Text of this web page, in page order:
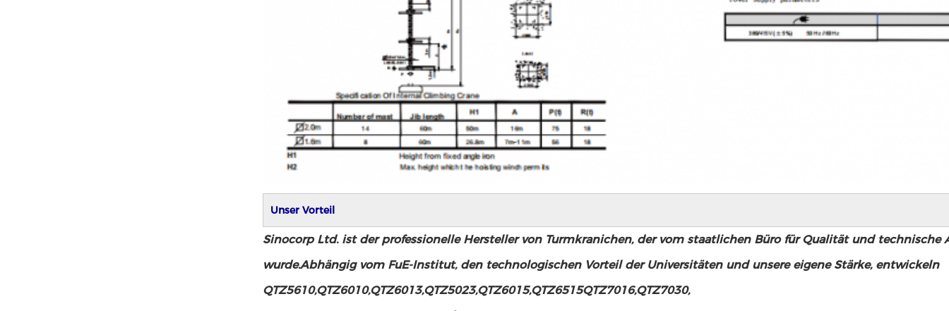
Unser Vorteil
Sinocorp Ltd. ist der professionelle Hersteller von Turmkranichen, der vom staatlichen Büro für Qualität und technische
wurde.Abhängig vom FuE-Institut, den technologischen Vorteil der Universitäten und unsere eigene Stärke, entwickeln
QTZ5610,QTZ6010,QTZ6013,QTZ5023,QTZ6015,QTZ6515QTZ7016,QTZ7030,